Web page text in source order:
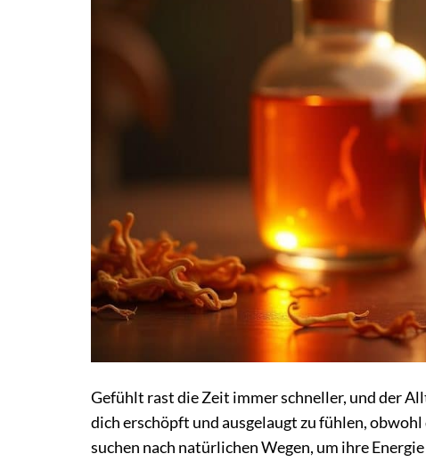
Gefühlt rast die Zeit immer schneller, und der
dich erschöpft und ausgelaugt zu fühlen,
suchen nach natürlichen Wegen, um ihre